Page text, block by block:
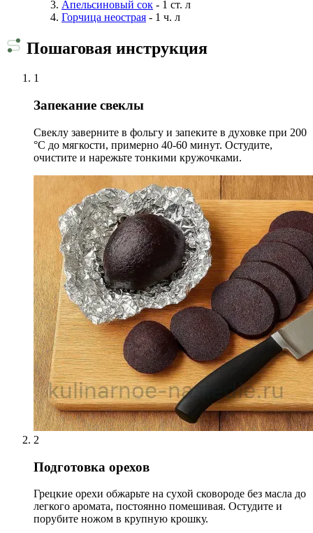
Апельсиновый сок - 1 ст. л
Горчица неострая - 1 ч. л
Пошаговая инструкция
1
Запекание свеклы
Свеклу заверните в фольгу и запеките в духовке при 200
°C до мягкости, примерно 40-60 минут. Остудите,
очистите и нарежьте тонкими кружочками.
2
Подготовка орехов
Грецкие орехи обжарьте на сухой сковороде без масла до
легкого аромата, постоянно помешивая. Остудите и
порубите ножом в крупную крошку.